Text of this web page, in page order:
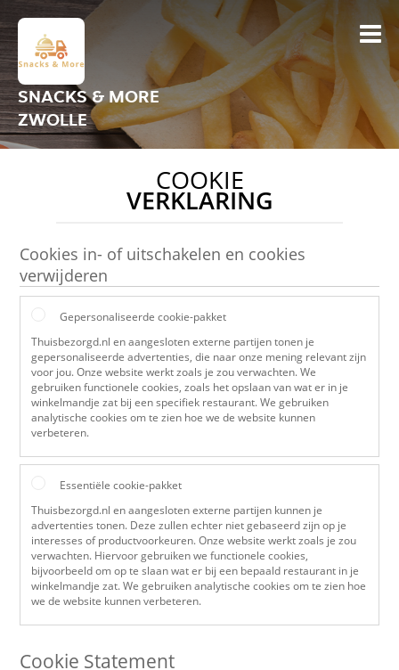
SNACKS & MORE
ZWOLLE
COOKIE
VERKLARING
Cookies in- of uitschakelen en cookies
verwijderen
Gepersonaliseerde cookie-pakket
Thuisbezorgd.nl en aangesloten externe partijen tonen je
gepersonaliseerde advertenties, die naar onze mening relevant zijn
voor jou. Onze website werkt zoals je zou verwachten. We
gebruiken functionele cookies, zoals het opslaan van wat er in je
winkelmandje zat bij een specifiek restaurant. We gebruiken
analytische cookies om te zien hoe we de website kunnen
verbeteren.
Essentiële cookie-pakket
Thuisbezorgd.nl en aangesloten externe partijen kunnen je
advertenties tonen. Deze zullen echter niet gebaseerd zijn op je
interesses of productvoorkeuren. Onze website werkt zoals je zou
verwachten. Hiervoor gebruiken we functionele cookies,
bijvoorbeeld om op te slaan wat er bij een bepaald restaurant in je
winkelmandje zat. We gebruiken analytische cookies om te zien hoe
we de website kunnen verbeteren.
Cookie Statement